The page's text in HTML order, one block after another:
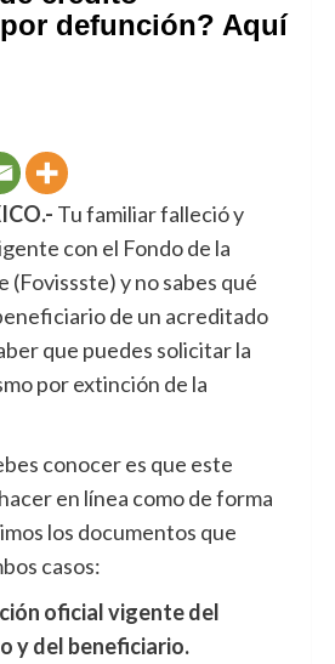
defunción? Aquí
Tu familiar falleció y
con el Fondo de la
(Fovissste) y no sabes qué
de un acreditado
que puedes solicitar la
por extinción de la
conocer es que este
en línea como de forma
los documentos que
casos:
oficial vigente del
y del beneficiario.